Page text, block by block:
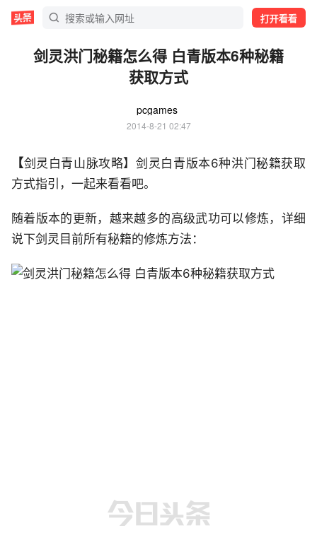
打开看看
剑灵洪门秘籍怎么得 白青版本6种秘籍
获取方式
pcgames
2014-8-21 02:47
【剑灵白青山脉攻略】剑灵白青版本6种洪门秘籍获取
方式指引，一起来看看吧。
随着版本的更新，越来越多的高级武功可以修炼，详细
说下剑灵目前所有秘籍的修炼方法：